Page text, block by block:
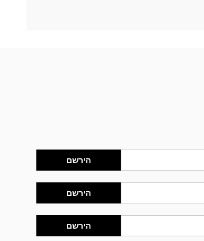
הירשם
הירשם
הירשם